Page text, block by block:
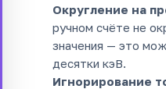
Округление на
ручном счёте не
значения — это
десятки кэВ.
Игнорирование